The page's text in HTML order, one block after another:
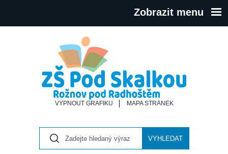
Zobrazit menu
VYPNOUT GRAFIKU MAPA STRÁNEK
VYHLEDAT